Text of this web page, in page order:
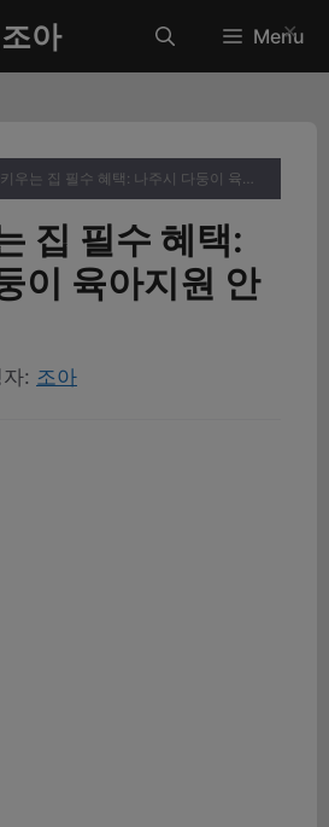
아 Menu
아이 키우는 집 필수 혜택: 나주시 다둥이 육아지원 안내
집 필수 혜택:
이 육아지원 안
: 조아
✕